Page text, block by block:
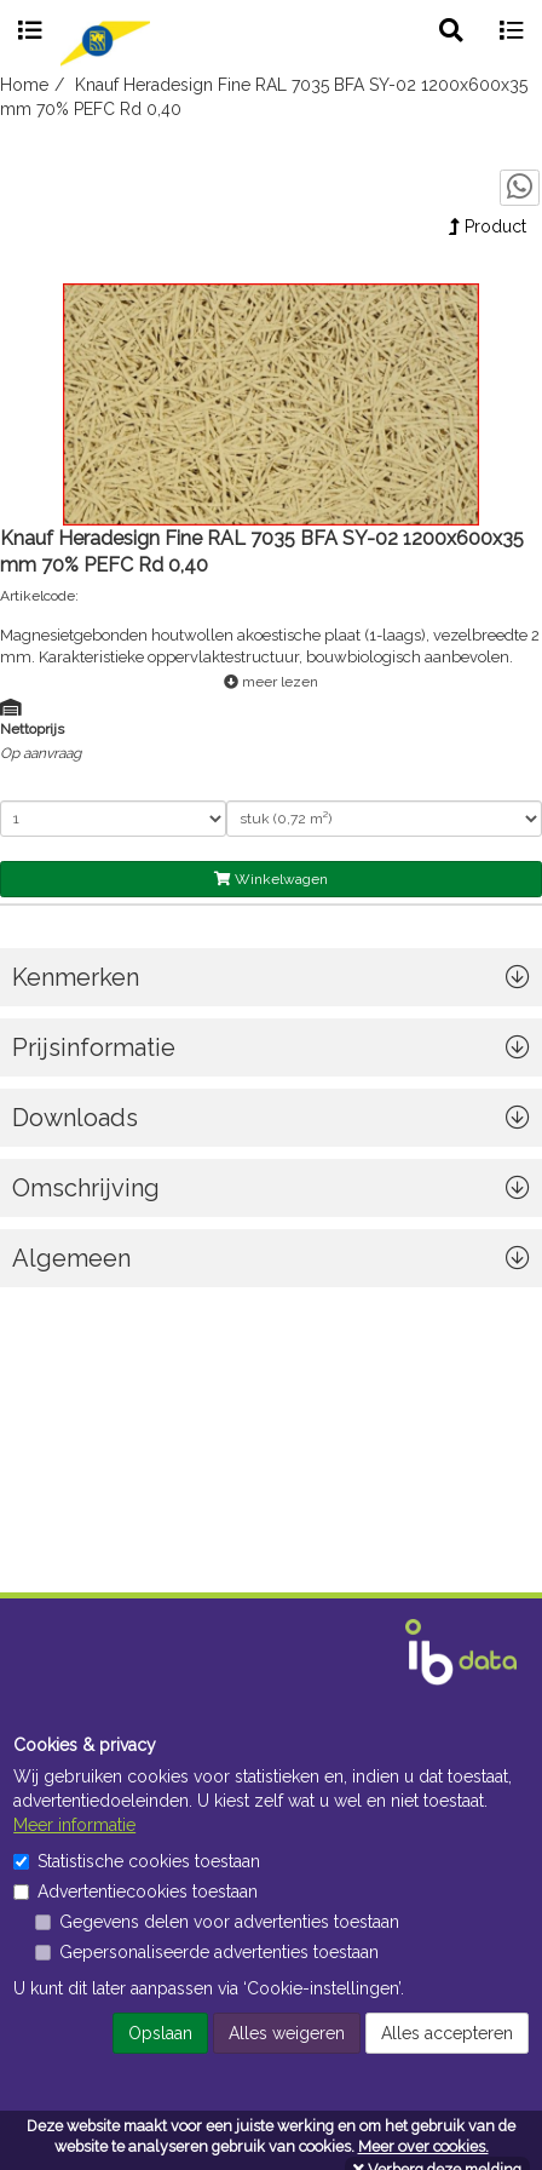
Deze website maakt voor een juiste werking en om het gebruik van de
website te analyseren gebruik van cookies. Meer over cookies.
Skip
to
search
Home
Knauf Heradesign Fine RAL 7035 BFA SY-02 1200x600x35
mm 70% PEFC Rd 0,40
Product
Knauf Heradesign Fine RAL 7035 BFA SY-02 1200x600x35
mm 70% PEFC Rd 0,40
Artikelcode:
Magnesietgebonden houtwollen akoestische plaat (1-laags), vezelbreedte 2
mm. Karakteristieke oppervlaktestructuur, bouwbiologisch aanbevolen.
meer lezen
Nettoprijs
Op aanvraag
Winkelwagen
Kenmerken
Prijsinformatie
Downloads
Omschrijving
Algemeen
Openingstijden Kantoor
ma t/m vr 8:30 uur tot 17:00 uur
Openingstijden Magazijn
ma t/m vr 7:00 uur tot 16:30 uur
Algemene voorwaarden
Cookies & privacy
Wij gebruiken cookies voor statistieken en, indien u dat toestaat,
advertentiedoeleinden. U kiest zelf wat u wel en niet toestaat.
Meer informatie
Statistische cookies toestaan
Advertentiecookies toestaan
Gegevens delen voor advertenties toestaan
Gepersonaliseerde advertenties toestaan
U kunt dit later aanpassen via ‘Cookie-instellingen’.
Opslaan Alles weigeren Alles accepteren